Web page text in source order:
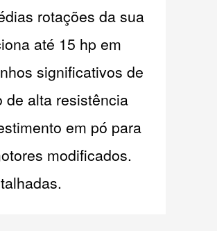
rotações da sua
até 15 hp em
significativos de
de alta resistência
em pó para
modificados.